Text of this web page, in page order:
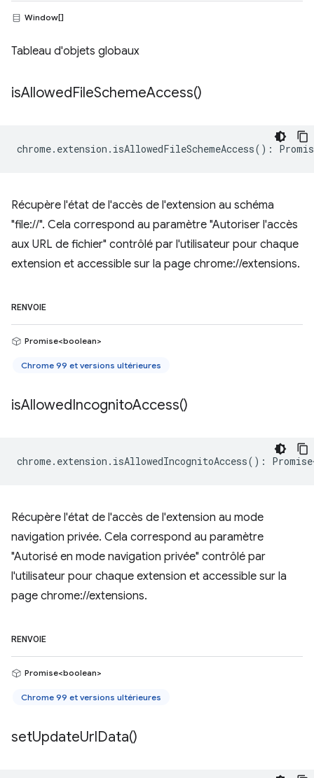
Window[]
Tableau d'objets globaux
isAllowedFileSchemeAccess()
chrome. extension . isAllowedFileSchemeAccess() :
Récupère l'état de l'accès de l'extension au schéma
"file://". Cela correspond au paramètre "Autoriser l'accès
aux URL de fichier" contrôlé par l'utilisateur pour chaque
extension et accessible sur la page chrome://extensions.
RENVOIE
Promise<boolean>
Chrome 99 et versions ultérieures
isAllowedIncognitoAccess()
chrome. extension . isAllowedIncognitoAccess() :
Récupère l'état de l'accès de l'extension au mode
navigation privée. Cela correspond au paramètre
"Autorisé en mode navigation privée" contrôlé par
l'utilisateur pour chaque extension et accessible sur la
page chrome://extensions.
RENVOIE
Promise<boolean>
Chrome 99 et versions ultérieures
setUpdateUrlData()